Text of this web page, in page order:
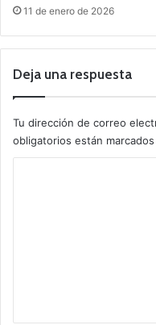
11 de enero de 2026
Deja una respuesta
Tu dirección de correo
obligatorios están